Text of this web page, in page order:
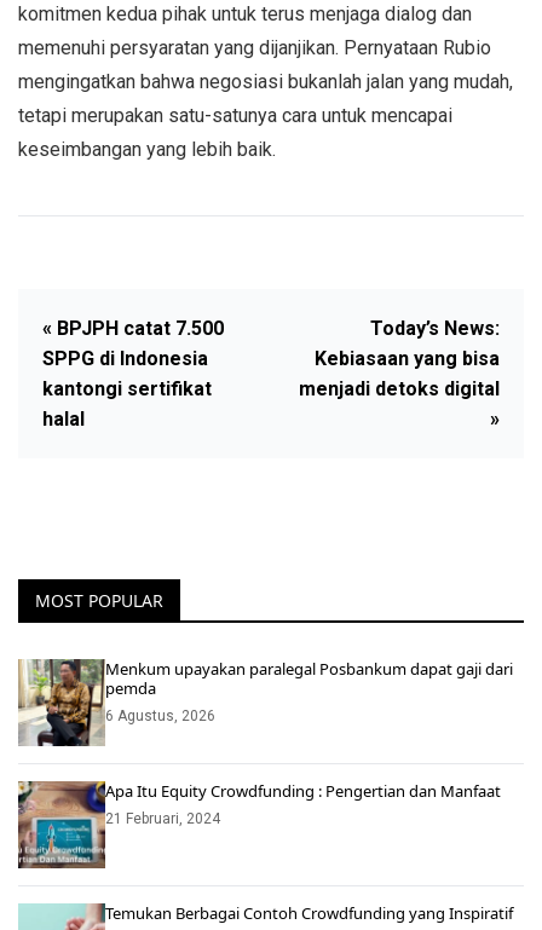
komitmen kedua pihak untuk terus menjaga dialog dan
memenuhi persyaratan yang dijanjikan. Pernyataan Rubio
mengingatkan bahwa negosiasi bukanlah jalan yang mudah,
tetapi merupakan satu-satunya cara untuk mencapai
keseimbangan yang lebih baik.
« BPJPH catat 7.500
SPPG di Indonesia
kantongi sertifikat
halal
Today’s News:
Kebiasaan yang bisa
menjadi detoks digital
»
MOST POPULAR
Menkum upayakan paralegal Posbankum dapat gaji dari
pemda
6 Agustus, 2026
Apa Itu Equity Crowdfunding : Pengertian dan Manfaat
21 Februari, 2024
Temukan Berbagai Contoh Crowdfunding yang Inspiratif